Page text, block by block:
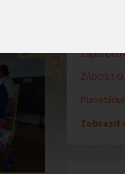
Zápis dětí
ŽÁDOST
Zobrazit